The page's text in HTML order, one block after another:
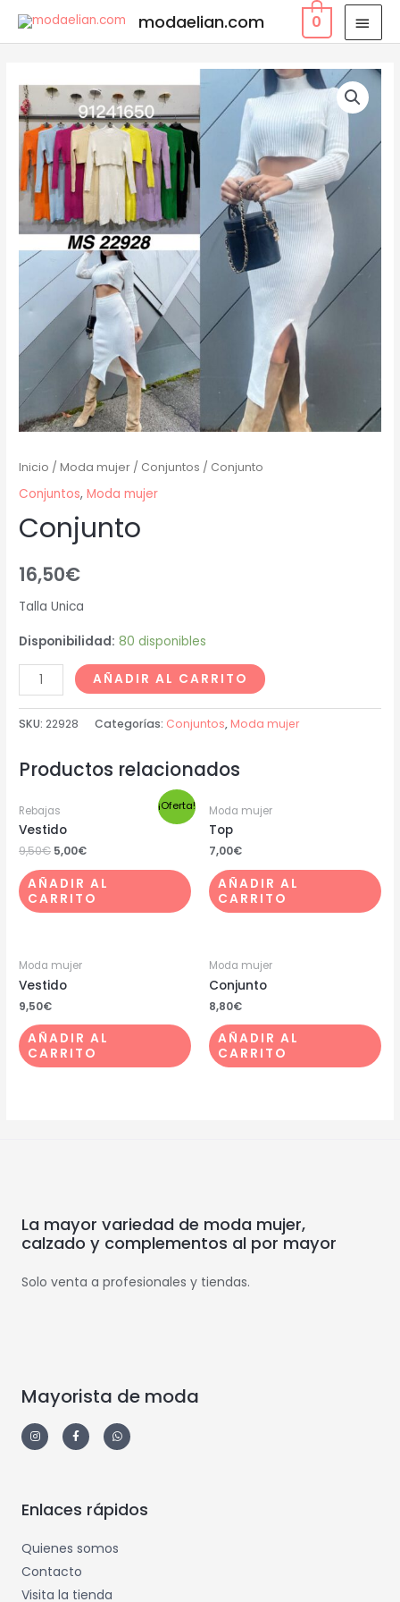
modaelian.com 0
Inicio /Moda mujer / Conjuntos / Conjunto
Conjuntos,Moda mujer
Conjunto
16,50€
Talla Unica
Disponibilidad: 80 disponibles
AÑADIR AL CARRITO
SKU:22928 Categorías: Conjuntos, Moda mujer
Productos relacionados
¡Oferta!
Rebajas
Vestido
9,50€ 5,00€
AÑADIR AL
CARRITO
Moda mujer
Top
7,00€
AÑADIR AL
CARRITO
Moda mujer
Vestido
9,50€
AÑADIR AL
CARRITO
Moda mujer
Conjunto
8,80€
AÑADIR AL
CARRITO
La mayor variedad de moda mujer,
calzado y complementos al por mayor
Solo venta a profesionales y tiendas.
Mayorista de moda
Enlaces rápidos
Quienes somos
Contacto
Visita la tienda